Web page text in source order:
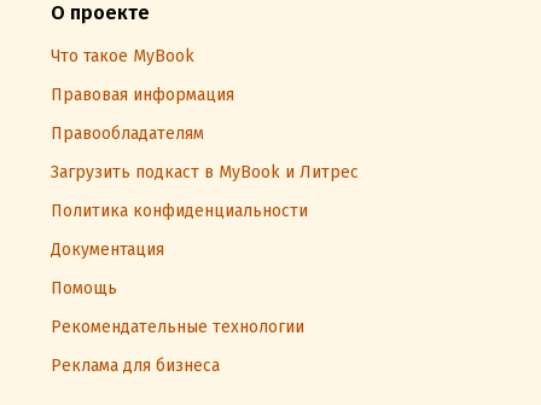
О проекте
Что такое MyBook
Правовая информация
Правообладателям
Загрузить подкаст в MyBook и Литрес
Политика конфиденциальности
Документация
Помощь
Рекомендательные технологии
Реклама для бизнеса